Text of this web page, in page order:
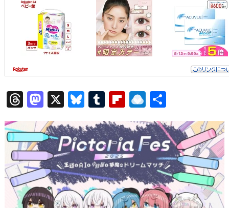
T
hr
e
a
d
s
M
a
st
o
d
o
n
X
Bl
e
s
k
y
T
u
m
bl
r
Fl
ip
b
o
ar
d
R
ai
n
dr
o
p.
io
有